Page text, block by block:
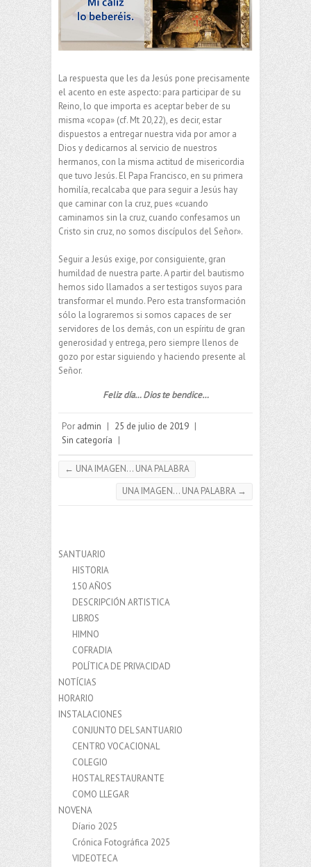
La respuesta que les da Jesús pone precisamente
el acento en este aspecto: para participar de su
Reino, lo que importa es aceptar beber de su
misma «copa» (cf. Mt 20,22), es decir, estar
dispuestos a entregar nuestra vida por amor a
Dios y dedicarnos al servicio de nuestros
hermanos, con la misma actitud de misericordia
que tuvo Jesús. El Papa Francisco, en su primera
homilía, recalcaba que para seguir a Jesús hay
que caminar con la cruz, pues «cuando
caminamos sin la cruz, cuando confesamos un
Cristo sin cruz, no somos discípulos del Señor».
Seguir a Jesús exige, por consiguiente, gran
humildad de nuestra parte. A partir del bautismo
hemos sido llamados a ser testigos suyos para
transformar el mundo. Pero esta transformación
sólo la lograremos si somos capaces de ser
servidores de los demás, con un espíritu de gran
generosidad y entrega, pero siempre llenos de
gozo por estar siguiendo y haciendo presente al
Señor.
Feliz día… Dios te bendice…
Por admin | 25 de julio de 2019 |
Sin categoría |
← UNA IMAGEN… UNA PALABRA
UNA IMAGEN… UNA PALABRA →
SANTUARIO
HISTORIA
150 AÑOS
DESCRIPCIÓN ARTISTICA
LIBROS
HIMNO
COFRADIA
POLÍTICA DE PRIVACIDAD
NOTÍCIAS
HORARIO
INSTALACIONES
CONJUNTO DEL SANTUARIO
CENTRO VOCACIONAL
COLEGIO
HOSTAL RESTAURANTE
COMO LLEGAR
NOVENA
Díario 2025
Crónica Fotográfica 2025
VIDEOTECA